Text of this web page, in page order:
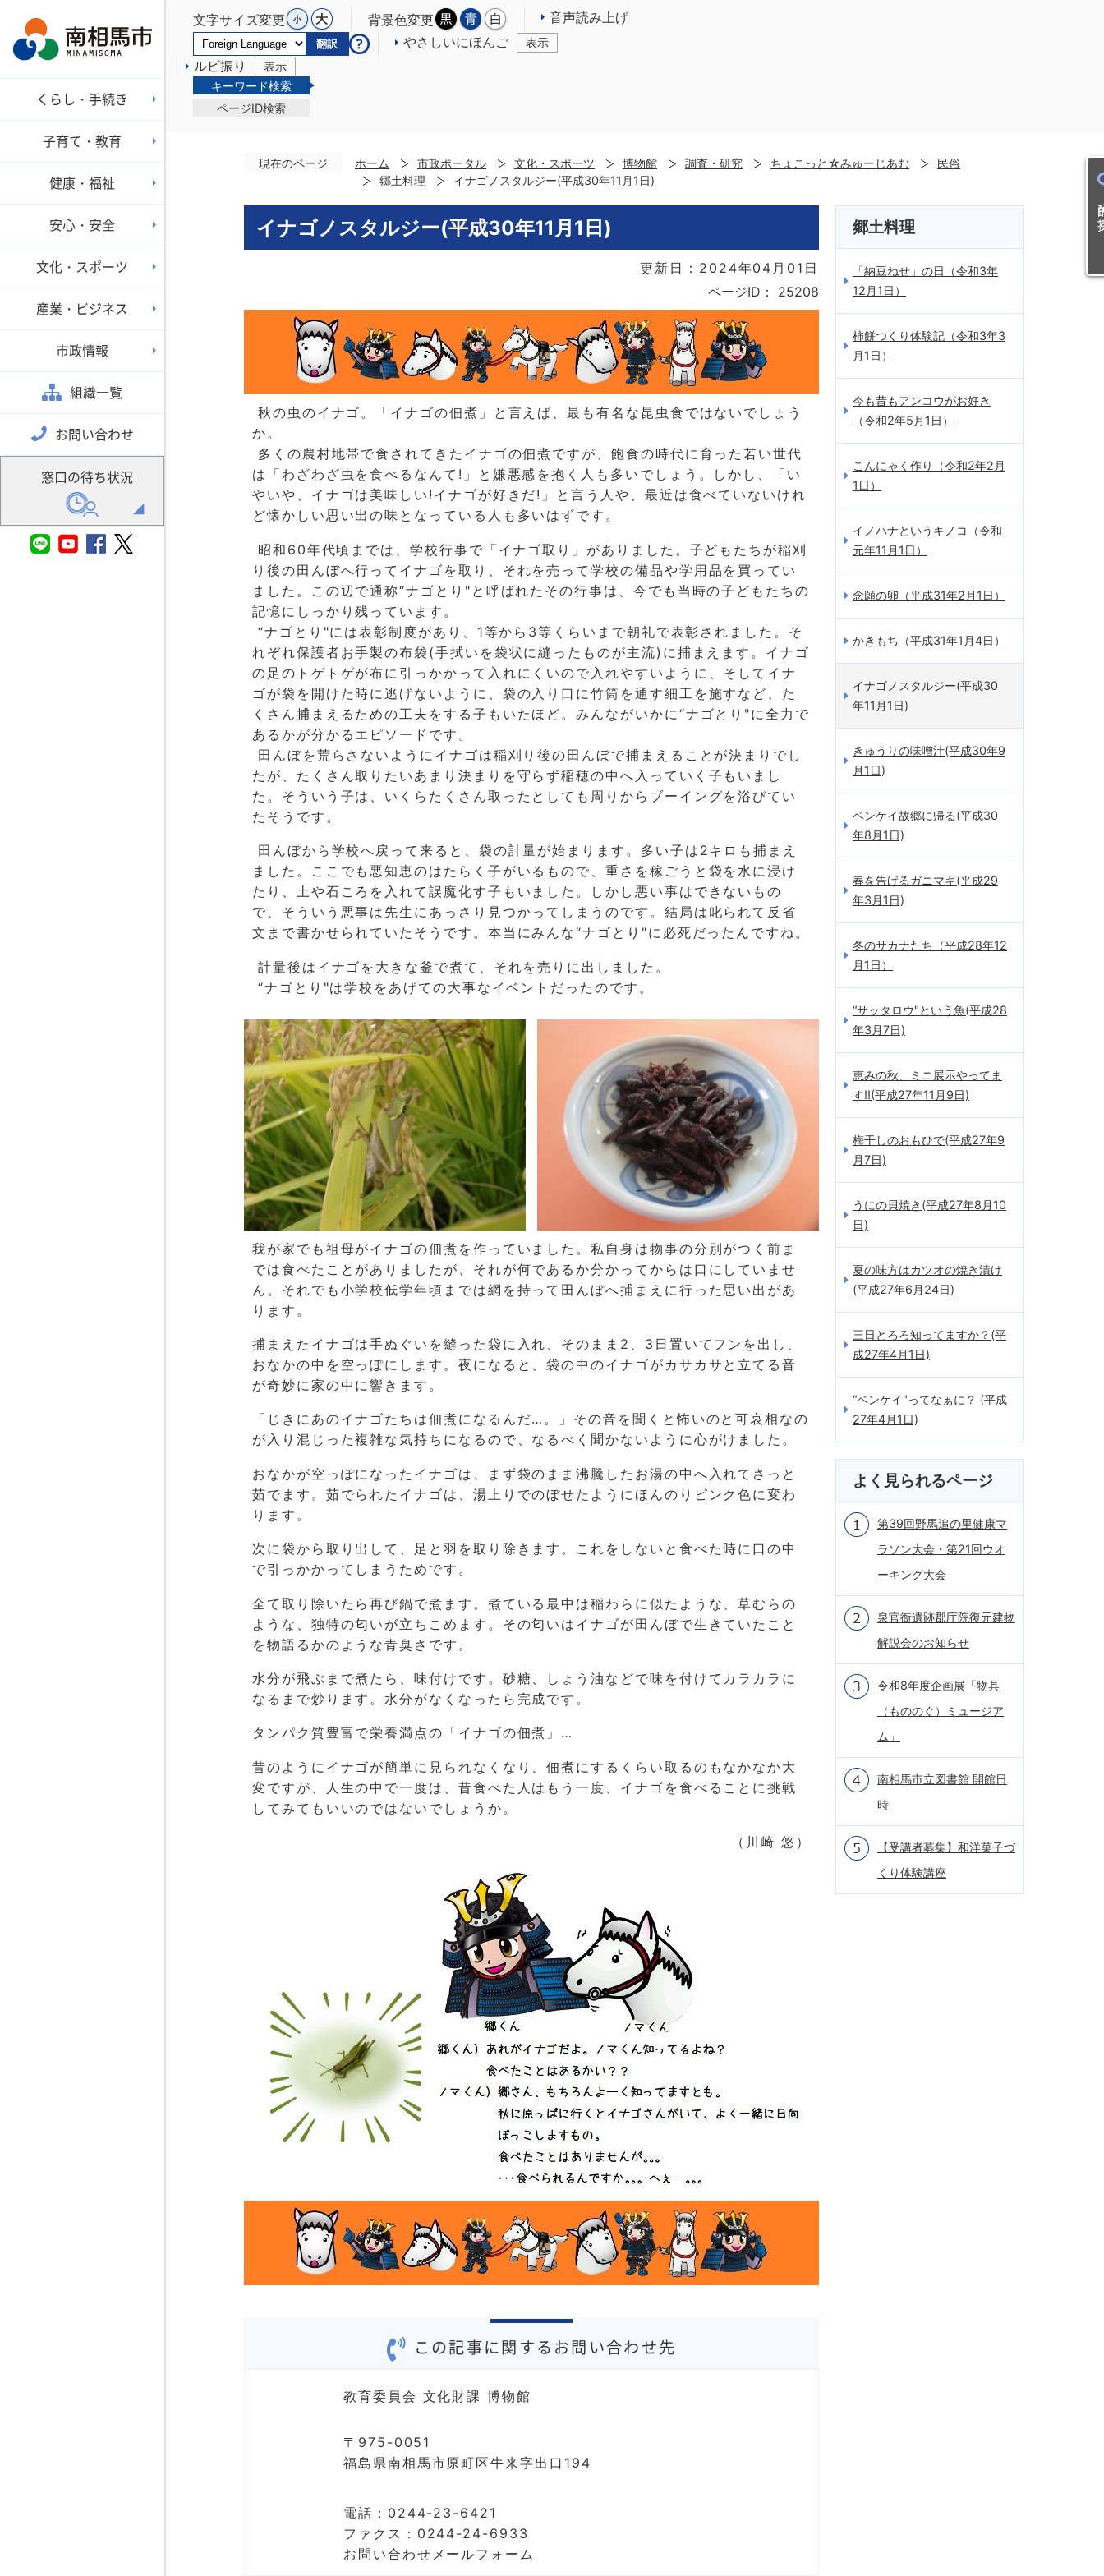
文字サイズ変更 背景色変更 音声読み上げ
翻訳 やさしいにほんご 表示
ルビ振り
表示
キーワード検索
ページID検索
くらし・手続き
子育て・教育
健康・福祉
安心・安全
文化・スポーツ
産業・ビジネス
市政情報
組織一覧
お問い合わせ
窓口の待ち状況
目
現在のページ ホーム 市政ポータル 文化・スポーツ 博物館 調査・研究 ちょこっと☆みゅーじあむ
民俗
郷土料理
イナゴノスタルジー(平成30年11月1日)
イナゴノスタルジー(平成30年11月1日)
更新日：2024年04月01日
ページID：
25208
秋の虫のイナゴ。「イナゴの佃煮」と言えば、最も有名な昆虫食ではないでしょう
か。
多くの農村地帯で食されてきたイナゴの佃煮ですが、飽食の時代に育った若い世代
は「わざわざ虫を食べるなんて!」と嫌悪感を抱く人も多いでしょう。しかし、「い
やいや、イナゴは美味しい!イナゴが好きだ!」と言う人や、最近は食べていないけれ
ど懐かしい思い出の味となっている人も多いはずです。
昭和60年代頃までは、学校行事で「イナゴ取り」がありました。子どもたちが稲刈
り後の田んぼへ行ってイナゴを取り、それを売って学校の備品や学用品を買ってい
ました。この辺で通称“ナゴとり"と呼ばれたその行事は、今でも当時の子どもたちの
記憶にしっかり残っています。
“ナゴとり"には表彰制度があり、1等から3等くらいまで朝礼で表彰されました。そ
れぞれ保護者お手製の布袋(手拭いを袋状に縫ったものが主流)に捕まえます。イナゴ
の足のトゲトゲが布に引っかかって入れにくいので入れやすいように、そしてイナ
ゴが袋を開けた時に逃げないように、袋の入り口に竹筒を通す細工を施すなど、た
くさん捕まえるための工夫をする子もいたほど。みんながいかに“ナゴとり"に全力で
あるかが分かるエピソードです。
田んぼを荒らさないようにイナゴは稲刈り後の田んぼで捕まえることが決まりでし
たが、たくさん取りたいあまり決まりを守らず稲穂の中へ入っていく子もいまし
た。そういう子は、いくらたくさん取ったとしても周りからブーイングを浴びてい
たそうです。
田んぼから学校へ戻って来ると、袋の計量が始まります。多い子は2キロも捕まえ
ました。ここでも悪知恵のはたらく子がいるもので、重さを稼ごうと袋を水に浸け
たり、土や石ころを入れて誤魔化す子もいました。しかし悪い事はできないもの
で、そういう悪事は先生にあっさり見つかってしまうのです。結局は叱られて反省
文まで書かせられていたそうです。本当にみんな“ナゴとり"に必死だったんですね。
計量後はイナゴを大きな釜で煮て、それを売りに出しました。
“ナゴとり"は学校をあげての大事なイベントだったのです。
我が家でも祖母がイナゴの佃煮を作っていました。私自身は物事の分別がつく前ま
では食べたことがありましたが、それが何であるか分かってからは口にしていませ
ん。それでも小学校低学年頃までは網を持って田んぼへ捕まえに行った思い出があ
ります。
捕まえたイナゴは手ぬぐいを縫った袋に入れ、そのまま2、3日置いてフンを出し、
おなかの中を空っぽにします。夜になると、袋の中のイナゴがカサカサと立てる音
が奇妙に家の中に響きます。
「じきにあのイナゴたちは佃煮になるんだ…。」その音を聞くと怖いのと可哀相なの
が入り混じった複雑な気持ちになるので、なるべく聞かないように心がけました。
おなかが空っぽになったイナゴは、まず袋のまま沸騰したお湯の中へ入れてさっと
茹でます。茹でられたイナゴは、湯上りでのぼせたようにほんのりピンク色に変わ
ります。
次に袋から取り出して、足と羽を取り除きます。これをしないと食べた時に口の中
で引っかかってしまうためです。
全て取り除いたら再び鍋で煮ます。煮ている最中は稲わらに似たような、草むらの
ような、独特の匂いが立ちこめます。その匂いはイナゴが田んぼで生きていたこと
を物語るかのような青臭さです。
水分が飛ぶまで煮たら、味付けです。砂糖、しょう油などで味を付けてカラカラに
なるまで炒ります。水分がなくなったら完成です。
タンパク質豊富で栄養満点の「イナゴの佃煮」…
昔のようにイナゴが簡単に見られなくなり、佃煮にするくらい取るのもなかなか大
変ですが、人生の中で一度は、昔食べた人はもう一度、イナゴを食べることに挑戦
してみてもいいのではないでしょうか。
（川崎 悠）
この記事に関するお問い合わせ先
教育委員会 文化財課 博物館
〒975-0051
福島県南相馬市原町区牛来字出口194
電話：0244-23-6421
ファクス：0244-24-6933
お問い合わせメールフォーム
郷土料理
「納豆ねせ」の日（令和3年
12月1日）
柿餅つくり体験記（令和3年3
月1日）
今も昔もアンコウがお好き
（令和2年5月1日）
こんにゃく作り（令和2年2月
1日）
イノハナというキノコ（令和
元年11月1日）
念願の卵（平成31年2月1日）
かきもち（平成31年1月4日）
イナゴノスタルジー(平成30
年11月1日)
きゅうりの味噌汁(平成30年9
月1日)
ベンケイ故郷に帰る(平成30
年8月1日)
春を告げるガニマキ(平成29
年3月1日)
冬のサカナたち（平成28年12
月1日）
“サッタロウ"という魚(平成28
年3月7日)
恵みの秋、ミニ展示やってま
す!!(平成27年11月9日)
梅干しのおもひで(平成27年9
月7日)
うにの貝焼き(平成27年8月10
日)
夏の味方はカツオの焼き漬け
(平成27年6月24日)
三日とろろ知ってますか？(平
成27年4月1日)
“ベンケイ"ってなぁに？ (平成
27年4月1日)
よく見られるページ
第39回野馬追の里健康マ
ラソン大会・第21回ウオ
ーキング大会
泉官衙遺跡郡庁院復元建物
解説会のお知らせ
令和8年度企画展「物具
（もののぐ）ミュージア
ム」
南相馬市立図書館 開館日
時
【受講者募集】和洋菓子づ
くり体験講座